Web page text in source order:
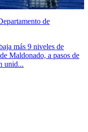
de
más 9 niveles de
Maldonado, a pasos de
unid...